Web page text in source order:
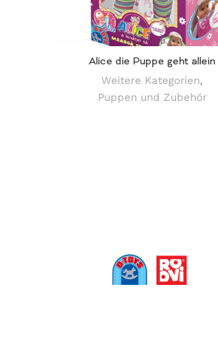
Alice die Puppe geht allein
Weitere Kategorien,
Puppen und Zubehör